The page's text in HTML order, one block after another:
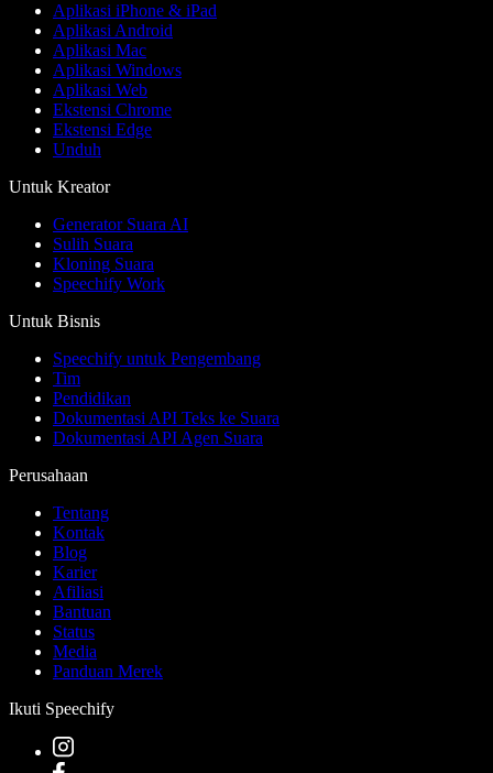
Aplikasi iPhone & iPad
Aplikasi Android
Aplikasi Mac
Aplikasi Windows
Aplikasi Web
Ekstensi Chrome
Ekstensi Edge
Unduh
Untuk Kreator
Generator Suara AI
Sulih Suara
Kloning Suara
Speechify Work
Untuk Bisnis
Speechify untuk Pengembang
Tim
Pendidikan
Dokumentasi API Teks ke Suara
Dokumentasi API Agen Suara
Perusahaan
Tentang
Kontak
Blog
Karier
Afiliasi
Bantuan
Status
Media
Panduan Merek
Ikuti Speechify